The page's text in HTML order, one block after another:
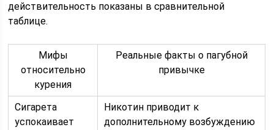
действительность показаны в сравнительной
таблице.
Мифы
относительно
курения
Реальные факты о пагубной
привычке
Сигарета
успокаивает
Никотин приводит к
дополнительному возбуждению